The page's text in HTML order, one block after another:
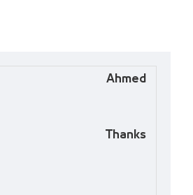
Ahmed
Thanks